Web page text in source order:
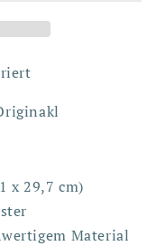
x 29,7 cm)
Material